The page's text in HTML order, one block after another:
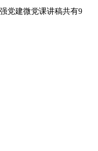
党建微党课讲稿共有9